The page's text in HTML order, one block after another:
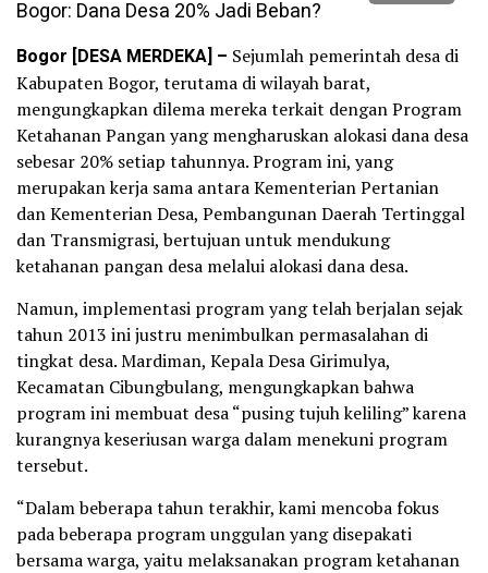
Bogor [DESA MERDEKA] – Sejumlah pemerintah desa di
Kabupaten Bogor, terutama di wilayah barat,
mengungkapkan dilema mereka terkait dengan Program
Ketahanan Pangan yang mengharuskan alokasi dana desa
sebesar 20% setiap tahunnya. Program ini, yang
merupakan kerja sama antara Kementerian Pertanian
dan Kementerian Desa, Pembangunan Daerah Tertinggal
dan Transmigrasi, bertujuan untuk mendukung
ketahanan pangan desa melalui alokasi dana desa.
Namun, implementasi program yang telah berjalan sejak
tahun 2013 ini justru menimbulkan permasalahan di
tingkat desa. Mardiman, Kepala Desa Girimulya,
Kecamatan Cibungbulang, mengungkapkan bahwa
program ini membuat desa “pusing tujuh keliling” karena
kurangnya keseriusan warga dalam menekuni program
tersebut.
“Dalam beberapa tahun terakhir, kami mencoba fokus
pada beberapa program unggulan yang disepakati
bersama warga, yaitu melaksanakan program ketahanan